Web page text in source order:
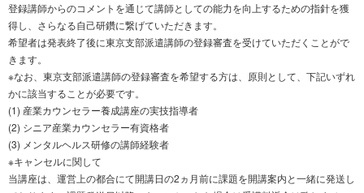
登録講師からのコメントを通じて講師としての能力を向上するための指針を獲
得し、さらなる自己研鑽に繋げていただきます。
希望者は発表終了後に東京支部派遣講師の登録審査を受けていただくことがで
きます。
※なお、東京支部派遣講師の登録審査を希望する方は、原則として、下記いずれ
かに該当することが必要です。
(1) 産業カウンセラー養成講座の実技指導者
(2) シニア産業カウンセラー有資格者
(3) メンタルヘルス研修の講師経験者
※キャンセルに関して
当講座は、運営上の都合にて開講日の2ヵ月前に課題を開講案内と一緒に発送し